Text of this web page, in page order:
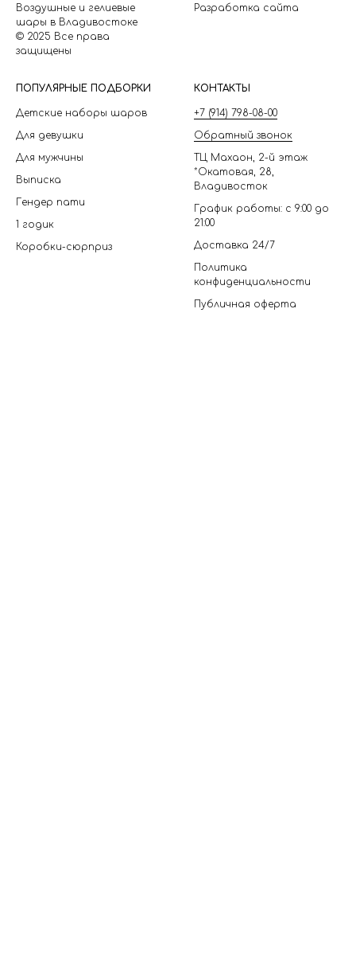
Воздушные и гелиевые
шары в Владивостоке
© 2025 Все права
защищены
Разработка сайта
ПОПУЛЯРНЫЕ ПОДБОРКИ
Детские наборы шаров
Для девушки
Для мужчины
Выписка
Гендер пати
1 годик
Коробки-сюрприз
КОНТАКТЫ
+7 (914) 798-08-00
Обратный звонок
ТЦ Махаон, 2-й этаж
*Окатовая, 28,
Владивосток
График работы: с 9:00 до
21:00
Доставка 24/7
Политика
конфиденциальности
Публичная оферта